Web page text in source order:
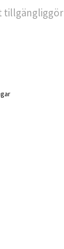
tillgängliggör